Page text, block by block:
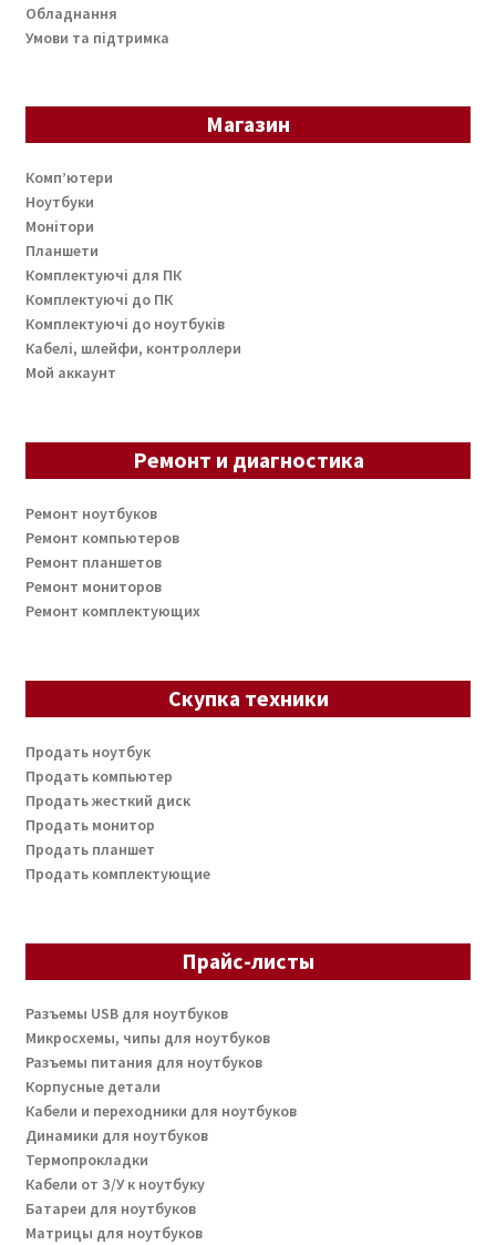
Обладнання
Умови та підтримка
Магазин
Комп’ютери
Ноутбуки
Монітори
Планшети
Комплектуючі для ПК
Комплектуючі до ПК
Комплектуючі до ноутбуків
Кабелі, шлейфи, контроллери
Мой аккаунт
Ремонт и диагностика
Ремонт ноутбуков
Ремонт компьютеров
Ремонт планшетов
Ремонт мониторов
Ремонт комплектующих
Скупка техники
Продать ноутбук
Продать компьютер
Продать жесткий диск
Продать монитор
Продать планшет
Продать комплектующие
Прайс-листы
Разъемы USB для ноутбуков
Микросхемы, чипы для ноутбуков
Разъемы питания для ноутбуков
Корпусные детали
Кабели и переходники для ноутбуков
Динамики для ноутбуков
Термопрокладки
Кабели от З/У к ноутбуку
Батареи для ноутбуков
Матрицы для ноутбуков